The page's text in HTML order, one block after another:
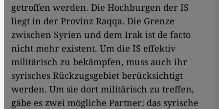
getroffen werden. Die Hochburgen der IS
liegt in der Provinz Raqqa. Die Grenze
zwischen Syrien und dem Irak ist de facto
nicht mehr existent. Um die IS effektiv
militärisch zu bekämpfen, muss auch ihr
syrisches Rückzugsgebiet berücksichtigt
werden. Um sie dort militärisch zu treffen,
gäbe es zwei mögliche Partner: das syrische